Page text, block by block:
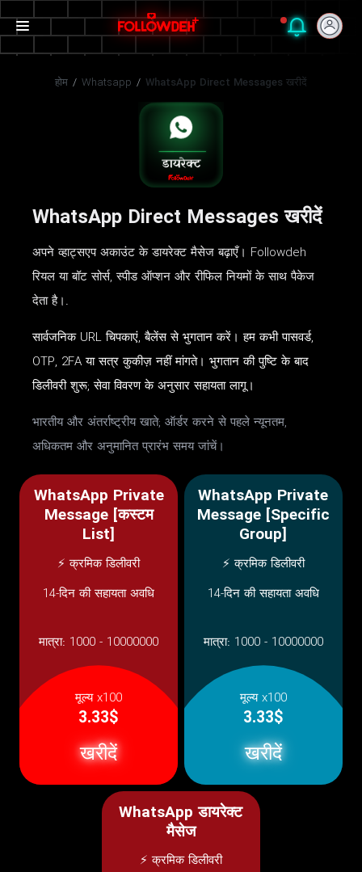
होम / Whatsapp / WhatsApp Direct Messages खरीदें
WhatsApp Direct Messages खरीदें
अपने व्हाट्सएप अकाउंट के डायरेक्ट मैसेज बढ़ाएँ। Followdeh
रियल या बॉट सोर्स, स्पीड ऑप्शन और रीफिल नियमों के साथ पैकेज
देता है।.
सार्वजनिक URL चिपकाएं, बैलेंस से भुगतान करें। हम कभी पासवर्ड,
OTP, 2FA या सत्र कुकीज़ नहीं मांगते। भुगतान की पुष्टि के बाद
डिलीवरी शुरू; सेवा विवरण के अनुसार सहायता लागू।
भारतीय और अंतर्राष्ट्रीय खाते; ऑर्डर करने से पहले न्यूनतम,
अधिकतम और अनुमानित प्रारंभ समय जांचें।
WhatsApp Private
Message [कस्टम
List]
⚡ क्रमिक डिलीवरी
14-दिन की सहायता अवधि
मात्रा: 1000 - 10000000
मूल्य x100
3.33$
खरीदें
WhatsApp Private
Message [Specific
Group]
⚡ क्रमिक डिलीवरी
14-दिन की सहायता अवधि
मात्रा: 1000 - 10000000
मूल्य x100
3.33$
खरीदें
WhatsApp डायरेक्ट
मैसेज
⚡ क्रमिक डिलीवरी